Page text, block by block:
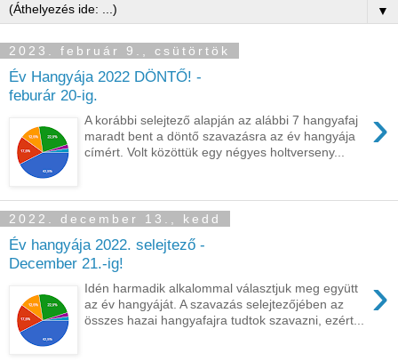
▼
2023. február 9., csütörtök
Év Hangyája 2022 DÖNTŐ! -
feburár 20-ig.
›
A korábbi selejtező alapján az alábbi 7 hangyafaj
maradt bent a döntő szavazásra az év hangyája
címért. Volt közöttük egy négyes holtverseny...
2022. december 13., kedd
Év hangyája 2022. selejtező -
December 21.-ig!
›
Idén harmadik alkalommal választjuk meg együtt
az év hangyáját. A szavazás selejtezőjében az
összes hazai hangyafajra tudtok szavazni, ezért...